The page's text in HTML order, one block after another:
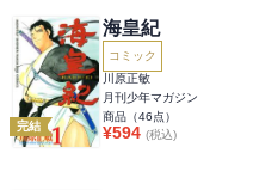
完結
海皇紀
コミック
川原正敏
月刊少年マガジン
商品（46点）
¥594 (税込)